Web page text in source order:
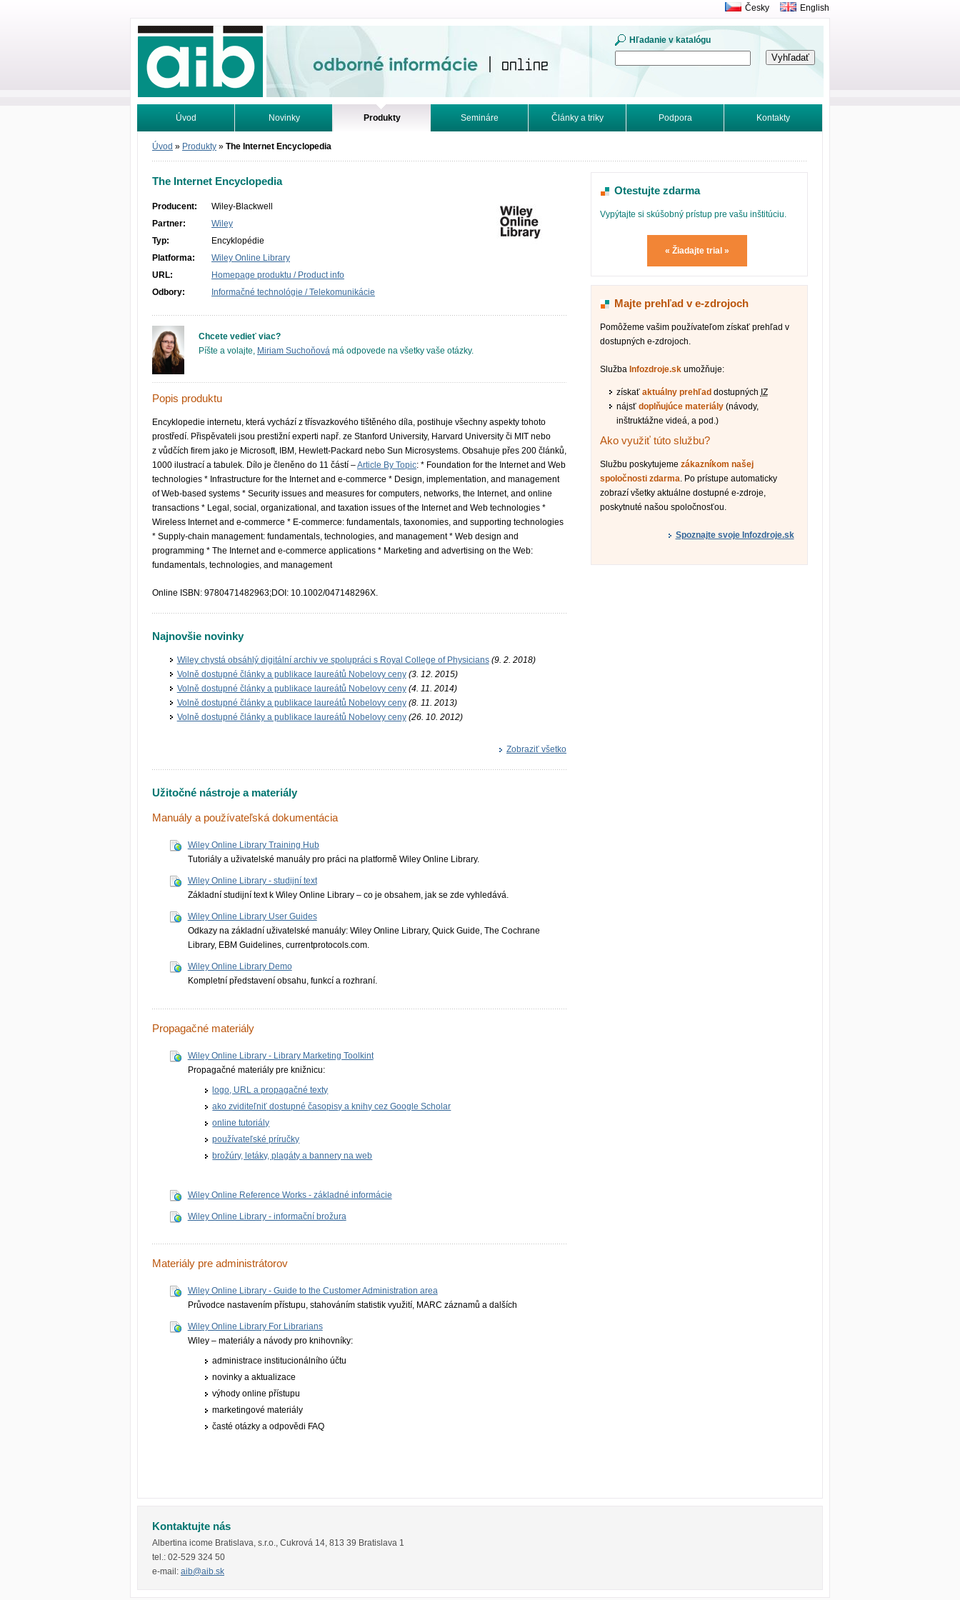
Odborné informácie. Online.
Hľadanie v katalógu
Česky English
Úvod Novinky Produkty Semináre Články a triky Podpora Kontakty
Vyhľadávanie Tutoriály
Úvod » Produkty » The Internet Encyclopedia
The Internet Encyclopedia
Producent:
Wiley-Blackwell
Partner:
Wiley
Typ:
Encyklopédie
Platforma:
Wiley Online Library
URL:
Homepage produktu / Product info
Odbory:
Informačné technológie / Telekomunikácie
Chcete vedieť viac?
Píšte a volajte, Miriam Suchoňová má odpovede na všetky vaše otázky.
Popis produktu
Encyklopedie internetu, která vychází z třísvazkového tištěného díla, postihuje všechny aspekty tohoto
prostředí. Přispěvateli jsou prestižní experti např. ze Stanford University, Harvard University či MIT nebo
z vůdčích firem jako je Microsoft, IBM, Hewlett-Packard nebo Sun Microsystems. Obsahuje přes 200 článků,
1000 ilustrací a tabulek. Dílo je členěno do 11 částí –Article By Topic: * Foundation for the Internet and Web
technologies * Infrastructure for the Internet and e-commerce * Design, implementation, and management
of Web-based systems * Security issues and measures for computers, networks, the Internet, and online
transactions * Legal, social, organizational, and taxation issues of the Internet and Web technologies *
Wireless Internet and e-commerce * E-commerce: fundamentals, taxonomies, and supporting technologies
* Supply-chain management: fundamentals, technologies, and management * Web design and
programming * The Internet and e-commerce applications * Marketing and advertising on the Web:
fundamentals, technologies, and management
Online ISBN: 9780471482963;DOI: 10.1002/047148296X.
Najnovšie novinky
Wiley chystá obsáhlý digitální archiv ve spolupráci s Royal College of Physicians (9. 2. 2018)
Volně dostupné články a publikace laureátů Nobelovy ceny (3. 12. 2015)
Volně dostupné články a publikace laureátů Nobelovy ceny (4. 11. 2014)
Volně dostupné články a publikace laureátů Nobelovy ceny (8. 11. 2013)
Volně dostupné články a publikace laureátů Nobelovy ceny (26. 10. 2012)
Zobraziť všetko
Užitočné nástroje a materiály
Manuály a používateľská dokumentácia
Wiley Online Library Training Hub
Tutoriály a uživatelské manuály pro práci na platformě Wiley Online Library.
Wiley Online Library - studijní text
Základní studijní text k Wiley Online Library – co je obsahem, jak se zde vyhledává.
Wiley Online Library User Guides
Odkazy na základní uživatelské manuály: Wiley Online Library, Quick Guide, The Cochrane
Library, EBM Guidelines, currentprotocol­s.com.
Wiley Online Library Demo
Kompletní představení obsahu, funkcí a rozhraní.
Propagačné materiály
Wiley Online Library - Library Marketing Toolkint
Propagačné materiály pre knižnicu:
logo, URL a propagačné texty
ako zviditeľniť dostupné časopisy a knihy cez Google Scholar
online tutoriály
používateľské príručky
brožúry, letáky, plagáty a bannery na web
Wiley Online Reference Works - základné informácie
Wiley Online Library - informační brožura
Materiály pre administrátorov
Wiley Online Library - Guide to the Customer Administration area
Průvodce nastavením přístupu, stahováním statistik využití, MARC záznamů a dalších
Wiley Online Library For Librarians
Wiley – materiály a návody pro knihovníky:
administrace institucionálního účtu
novinky a aktualizace
výhody online přístupu
marketingové materiály
časté otázky a odpovědi FAQ
Otestujte zdarma
Vypýtajte si skúšobný prístup pre vašu inštitúciu.
« Žiadajte trial »
Majte prehľad v e-zdrojoch
Pomôžeme vašim používateľom získať prehľad v
dostupných e-zdrojoch.
Služba Infozdroje.sk umožňuje:
získať aktuálny prehľad dostupných IZ
nájsť doplňujúce materiály(návody,
inštruktážne videá, a pod.)
Ako využiť túto službu?
Službu poskytujemezákazníkom našej
spoločnosti zdarma. Po prístupe automaticky
zobrazí všetky aktuálne dostupné e-zdroje,
poskytnuté našou spoločnosťou.
Spoznajte svoje Infozdroje.sk
Kontaktujte nás
Albertina icome Bratislava, s.r.o. Cukrová 14 813 39 Bratislava 1
tel.: 02-529 324 50
e-mail: aib@aib.sk